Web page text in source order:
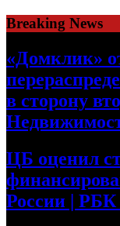
Skip
to
content
Breaking News
«Домклик»
в сторону
ЦБ оценил
России |